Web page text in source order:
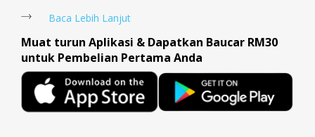
Delivery malay guy is friendly. Although
the medicine was given different cheaper
brand by the pharmacy but they promise
for refund. Very happy experience and
definitely will recommend this to
Baca Lebih Lanjut
Muat turun Aplikasi & Dapatkan Baucar RM30
untuk Pembelian Pertama Anda